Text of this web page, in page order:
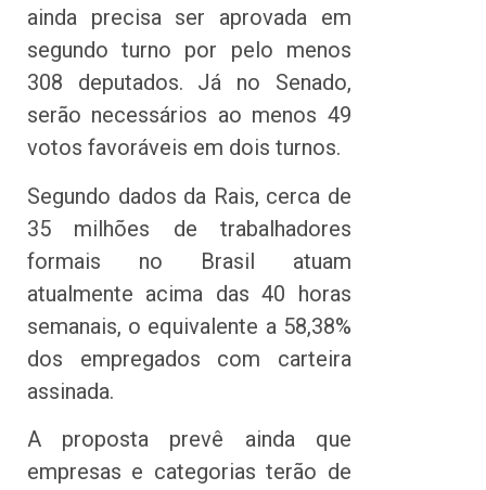
ainda precisa ser aprovada em
segundo turno por pelo menos
308 deputados. Já no Senado,
serão necessários ao menos 49
votos favoráveis em dois turnos.
Segundo dados da Rais, cerca de
35 milhões de trabalhadores
formais no Brasil atuam
atualmente acima das 40 horas
semanais, o equivalente a 58,38%
dos empregados com carteira
assinada.
A proposta prevê ainda que
empresas e categorias terão de